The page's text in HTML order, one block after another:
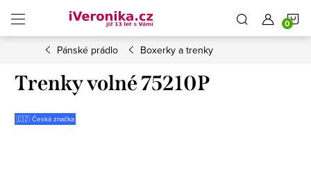
obsah
Pánské prádlo Boxerky a trenky
Trenky volné 75210P
🇨🇿 Česká značka